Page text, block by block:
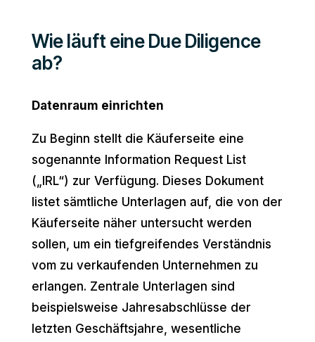
Wie läuft eine Due Diligence
ab?
Datenraum einrichten
Zu Beginn stellt die Käuferseite eine
sogenannte Information Request List
(„IRL“) zur Verfügung. Dieses Dokument
listet sämtliche Unterlagen auf, die von der
Käuferseite näher untersucht werden
sollen, um ein tiefgreifendes Verständnis
vom zu verkaufenden Unternehmen zu
erlangen. Zentrale Unterlagen sind
beispielsweise Jahresabschlüsse der
letzten Geschäftsjahre, wesentliche